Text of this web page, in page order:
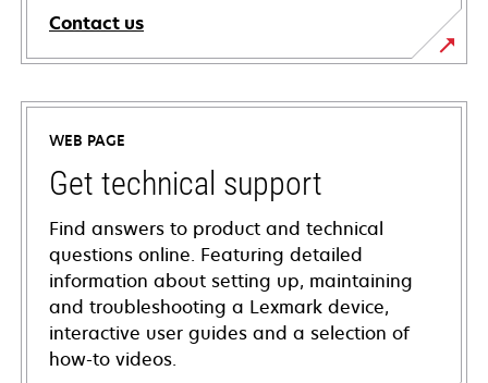
Contact us
WEB PAGE
Get technical support
Find answers to product and technical
questions online. Featuring detailed
information about setting up, maintaining
and troubleshooting a Lexmark device,
interactive user guides and a selection of
how-to videos.